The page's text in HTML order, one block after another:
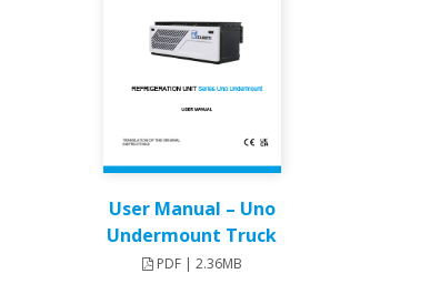
User Manual – Uno
Undermount Truck​
PDF | 2.36MB